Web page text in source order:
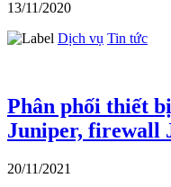
13/11/2020
Dịch vụ Tin tức
Phân phối thiết
Juniper, firewall
20/11/2021